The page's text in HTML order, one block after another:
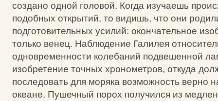
создано одной головой. Когда изучаешь
подобных открытий, то видишь, что они
подготовительных усилий: окончательное
только венец. Наблюдение Галилея
одновременности колебаний подвешенной
изобретение точных хронометров, откуда
последовать для моряка возможность верно
океане. Пушечный порох получился из